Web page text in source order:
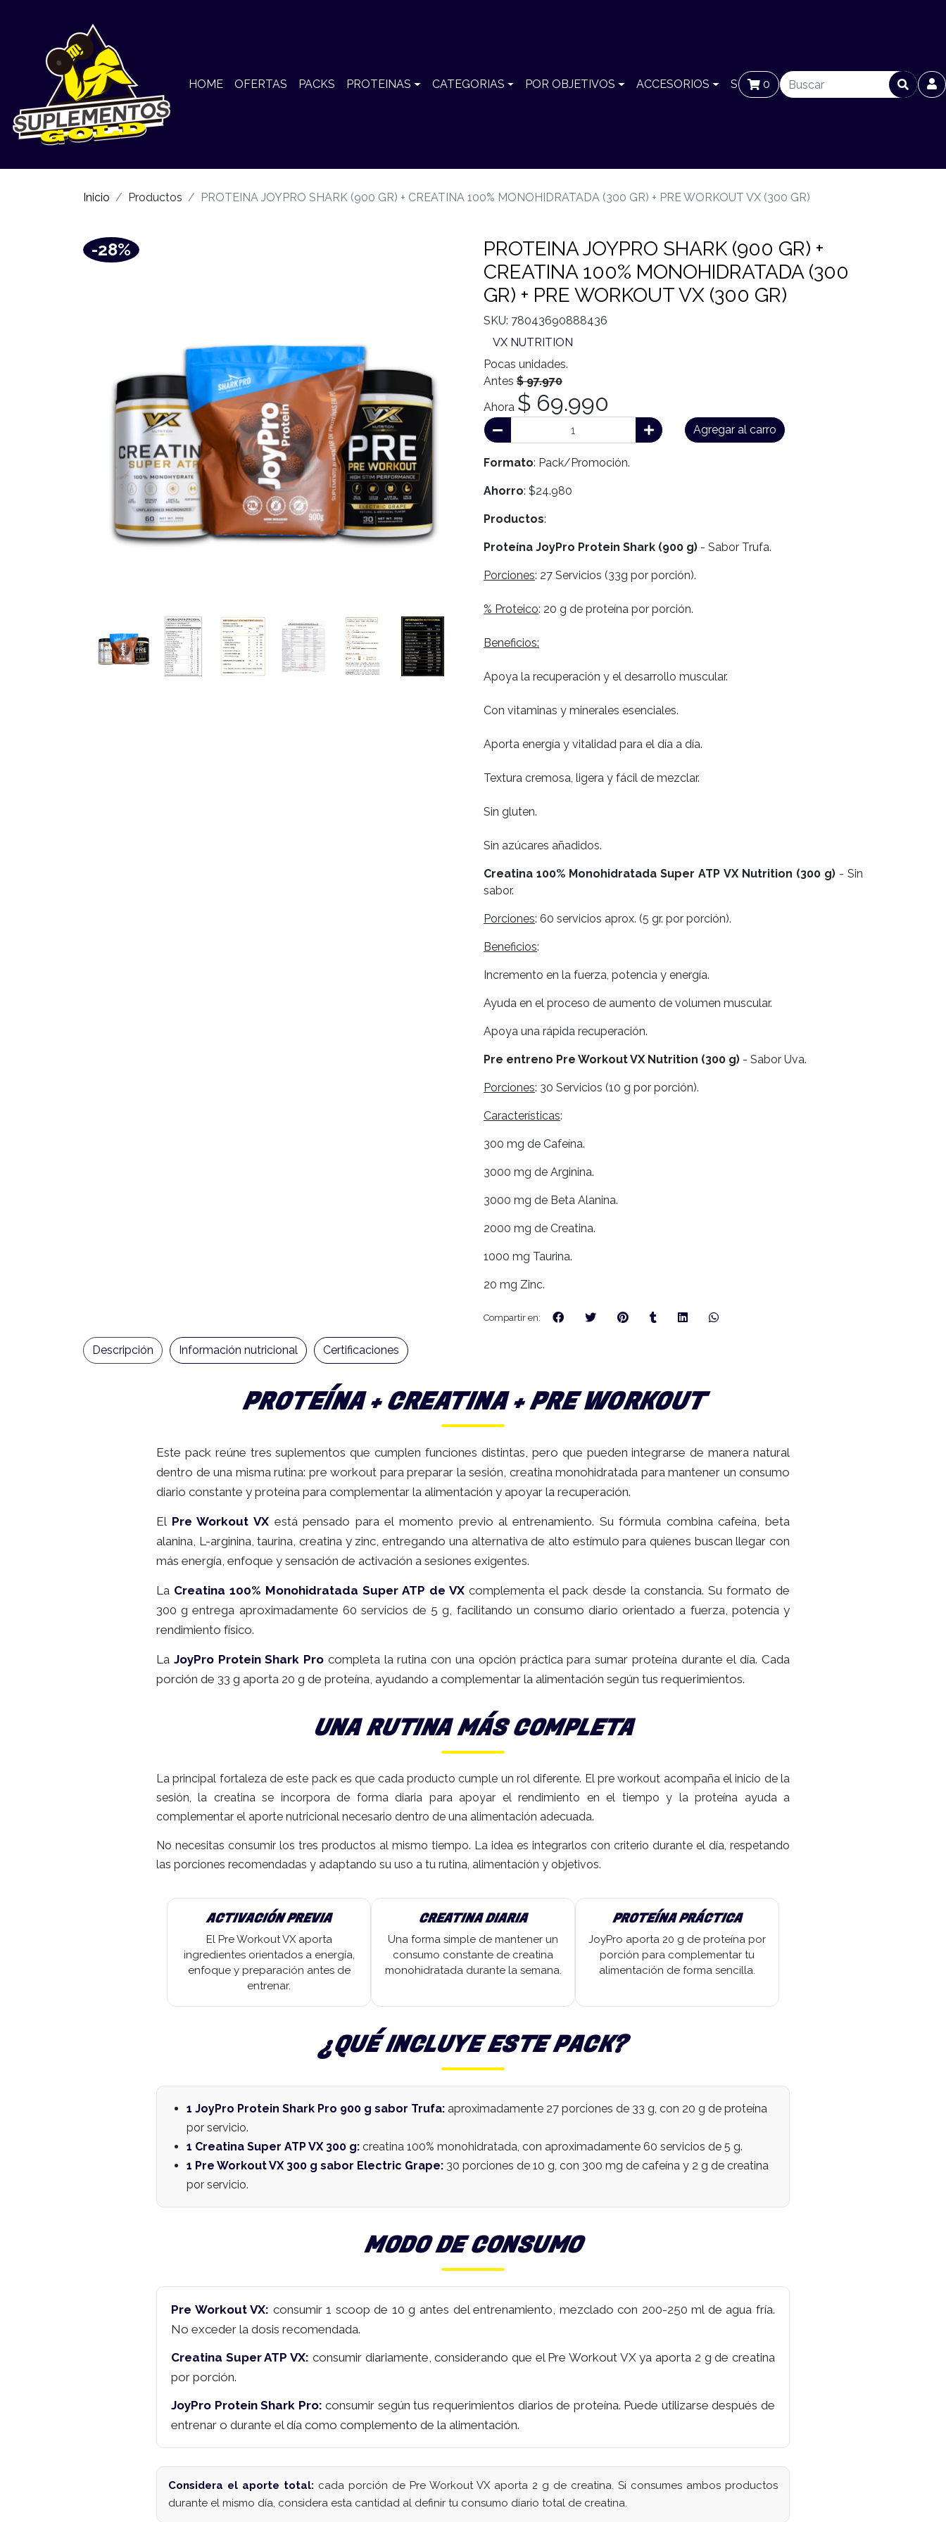
HOME OFERTAS PACKS PROTEINAS CATEGORIAS POR OBJETIVOS ACCESORIOS SUCURSALES BLOG
0
Inicio Productos PROTEINA JOYPRO SHARK (900 GR) + CREATINA 100% MONOHIDRATADA (300 GR) + PRE WORKOUT VX (300 GR)
-28%
PROTEINA JOYPRO SHARK (900 GR) +
CREATINA 100% MONOHIDRATADA (300
GR) + PRE WORKOUT VX (300 GR)
SKU: 78043690888436
VX NUTRITION
Pocas unidades.
Antes $ 97.970
Ahora $ 69.990
Agregar al carro
Formato: Pack/Promoción.
Ahorro: $24.980
Productos:
Proteína JoyPro Protein Shark (900 g) - Sabor Trufa.
Porciones: 27 Servicios (33g por porción).
% Proteico: 20 g de proteína por porción.
Beneficios:
Apoya la recuperación y el desarrollo muscular.
Con vitaminas y minerales esenciales.
Aporta energía y vitalidad para el día a día.
Textura cremosa, ligera y fácil de mezclar.
Sin gluten.
Sin azúcares añadidos.
Creatina 100% Monohidratada Super ATP VX Nutrition (300 g)- Sin
sabor.
Porciones: 60 servicios aprox. (5 gr. por porción).
Beneficios:
Incremento en la fuerza, potencia y energía.
Ayuda en el proceso de aumento de volumen muscular.
Apoya una rápida recuperación.
Pre entreno Pre Workout VX Nutrition (300 g) - Sabor Uva.
Porciones: 30 Servicios (10 g por porción).
Características:
300 mg de Cafeína.
3000 mg de Arginina.
3000 mg de Beta Alanina.
2000 mg de Creatina.
1000 mg Taurina.
20 mg Zinc.
Compartir en:
PROTEÍNA + CREATINA + PRE WORKOUT
Este pack reúne tres suplementos que cumplen funciones distintas, pero que pueden integrarse de manera natural
dentro de una misma rutina: pre workout para preparar la sesión, creatina monohidratada para mantener un consumo
diario constante y proteína para complementar la alimentación y apoyar la recuperación.
El Pre Workout VXestá pensado para el momento previo al entrenamiento. Su fórmula combina cafeína, beta
alanina, L-arginina, taurina, creatina y zinc, entregando una alternativa de alto estímulo para quienes buscan llegar con
más energía, enfoque y sensación de activación a sesiones exigentes.
La Creatina 100% Monohidratada Super ATP de VX complementa el pack desde la constancia. Su formato de
300 g entrega aproximadamente 60 servicios de 5 g, facilitando un consumo diario orientado a fuerza, potencia y
rendimiento físico.
La JoyPro Protein Shark Pro completa la rutina con una opción práctica para sumar proteína durante el día. Cada
porción de 33 g aporta 20 g de proteína, ayudando a complementar la alimentación según tus requerimientos.
UNA RUTINA MÁS COMPLETA
La principal fortaleza de este pack es que cada producto cumple un rol diferente. El pre workout acompaña el inicio de la
sesión, la creatina se incorpora de forma diaria para apoyar el rendimiento en el tiempo y la proteína ayuda a
complementar el aporte nutricional necesario dentro de una alimentación adecuada.
No necesitas consumir los tres productos al mismo tiempo. La idea es integrarlos con criterio durante el día, respetando
las porciones recomendadas y adaptando su uso a tu rutina, alimentación y objetivos.
ACTIVACIÓN PREVIA
El Pre Workout VX aporta
ingredientes orientados a energía,
enfoque y preparación antes de
entrenar.
CREATINA DIARIA
Una forma simple de mantener un
consumo constante de creatina
monohidratada durante la semana.
PROTEÍNA PRÁCTICA
JoyPro aporta 20 g de proteína por
porción para complementar tu
alimentación de forma sencilla.
¿QUÉ INCLUYE ESTE PACK?
1 JoyPro Protein Shark Pro 900 g sabor Trufa: aproximadamente 27 porciones de 33 g, con 20 g de proteína
por servicio.
1 Creatina Super ATP VX 300 g: creatina 100% monohidratada, con aproximadamente 60 servicios de 5 g.
1 Pre Workout VX 300 g sabor Electric Grape: 30 porciones de 10 g, con 300 mg de cafeína y 2 g de creatina
por servicio.
MODO DE CONSUMO
Pre Workout VX: consumir 1 scoop de 10 g antes del entrenamiento, mezclado con 200-250 ml de agua fría.
No exceder la dosis recomendada.
Creatina Super ATP VX: consumir diariamente, considerando que el Pre Workout VX ya aporta 2 g de creatina
por porción.
JoyPro Protein Shark Pro: consumir según tus requerimientos diarios de proteína. Puede utilizarse después de
entrenar o durante el día como complemento de la alimentación.
Considera el aporte total: cada porción de Pre Workout VX aporta 2 g de creatina. Si consumes ambos productos
durante el mismo día, considera esta cantidad al definir tu consumo diario total de creatina.
Descripción Información nutricional Certificaciones